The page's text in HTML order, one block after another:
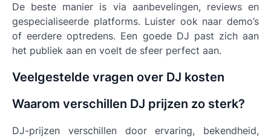
De beste manier is via aanbevelingen, reviews en
gespecialiseerde platforms. Luister ook naar demo’s
of eerdere optredens. Een goede DJ past zich aan
het publiek aan en voelt de sfeer perfect aan.
Veelgestelde vragen over DJ kosten
Waarom verschillen DJ prijzen zo sterk?
DJ-prijzen verschillen door ervaring, bekendheid,